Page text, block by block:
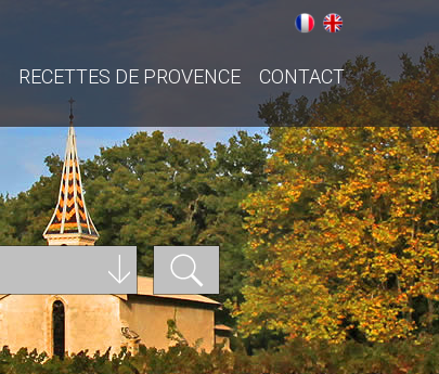
RECETTES DE PROVENCE CONTACT